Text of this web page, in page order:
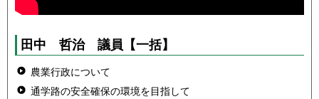
田中 哲治 議員 【一括】
農業行政について
通学路の安全確保の環境を目指して